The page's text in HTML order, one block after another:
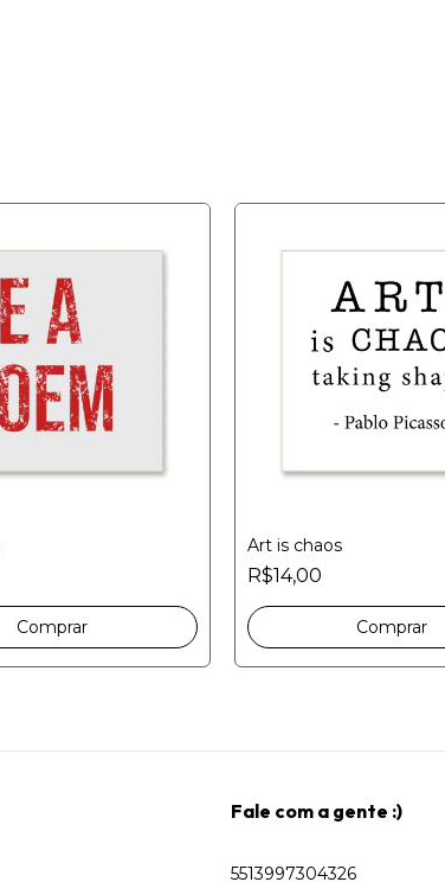
Art is chaos
R$14,00
Fale com a gente :)
5513997304326